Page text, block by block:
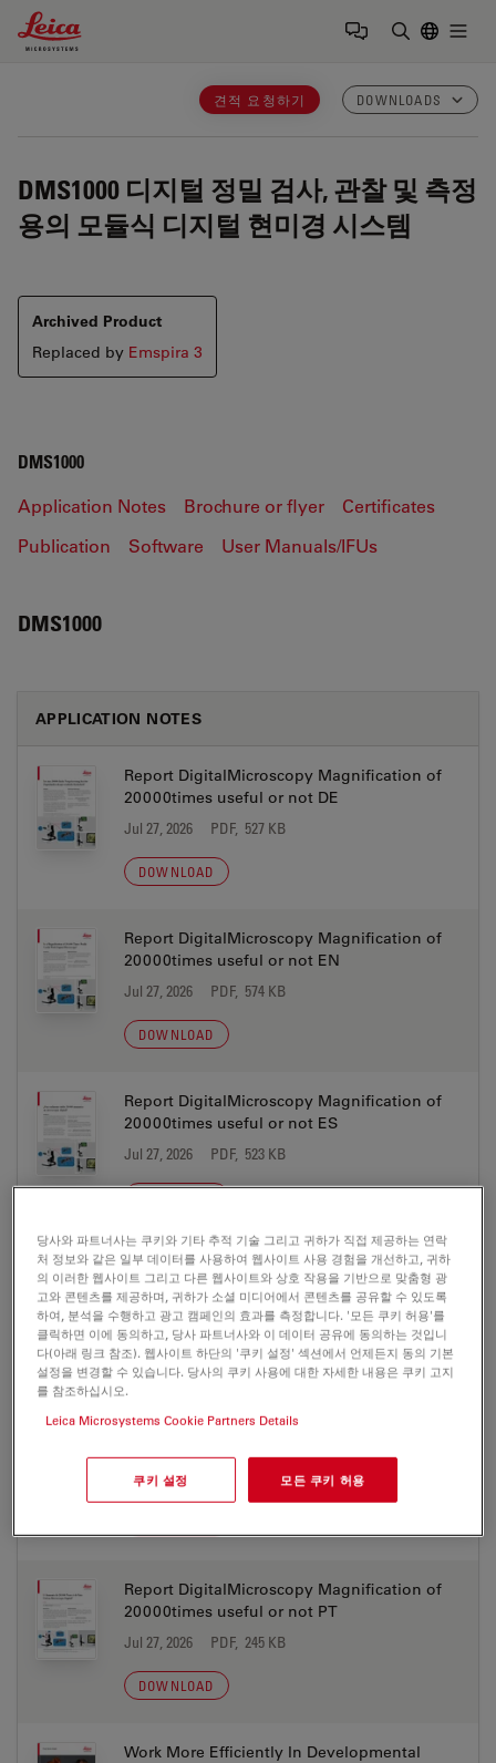
Leica Microsystems Logo
견적 요청하기 DOWNLOADS
DMS1000 디지털 정밀 검사, 관찰 및 측정
용의 모듈식 디지털 현미경 시스템
Archived Product
Replaced by Emspira 3
DMS1000
Application Notes Brochure or flyer
Certificates
Publication
Software User Manuals/IFUs
DMS1000
APPLICATION NOTES
Report DigitalMicroscopy Magnification of
20000times useful or not DE
Jul 27, 2026 PDF, 527 KB
DOWNLOAD
Report DigitalMicroscopy Magnification of
20000times useful or not EN
Jul 27, 2026 PDF, 574 KB
DOWNLOAD
Report DigitalMicroscopy Magnification of
20000times useful or not ES
Jul 27, 2026 PDF, 523 KB
Report DigitalMicroscopy Magnification of
20000times useful or not FR
Jul 27, 2026 PDF, 524 KB
DOWNLOAD
Report DigitalMicroscopy Magnification of
Jul 27, 2026 PDF, 524 KB
Report DigitalMicroscopy Magnification of
20000times useful or not PT
Jul 27, 2026 PDF, 245 KB
DOWNLOAD
Work More Efficiently In Developmental
당사와 파트너사는 쿠키와 기타 추적 기술 그리고 귀하가 직접 제공하는 연락
처 정보와 같은 일부 데이터를 사용하여 웹사이트 사용 경험을 개선하고, 귀하
의 이러한 웹사이트 그리고 다른 웹사이트와 상호 작용을 기반으로 맞춤형 광
고와 콘텐츠를 제공하며, 귀하가 소셜 미디어에서 콘텐츠를 공유할 수 있도록
하여, 분석을 수행하고 광고 캠페인의 효과를 측정합니다. '모든 쿠키 허용'를
클릭하면 이에 동의하고, 당사 파트너사와 이 데이터 공유에 동의하는 것입니
다(아래 링크 참조). 웹사이트 하단의 '쿠키 설정' 섹션에서 언제든지 동의 기본
설정을 변경할 수 있습니다. 당사의 쿠키 사용에 대한 자세한 내용은 쿠키 고지
를 참조하십시오.
Leica Microsystems Cookie Partners Details
쿠키 설정 모든 쿠키 허용